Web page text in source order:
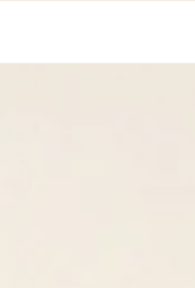
springen